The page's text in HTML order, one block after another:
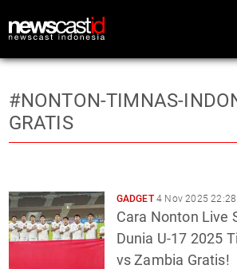
Home
Games
Sports
Foto
#NONTON-TIMNAS-
GRATIS
GADGET4 Nov 2025 22:28
Cara Nonton Live
Dunia U-17 2025
vs Zambia Gratis!